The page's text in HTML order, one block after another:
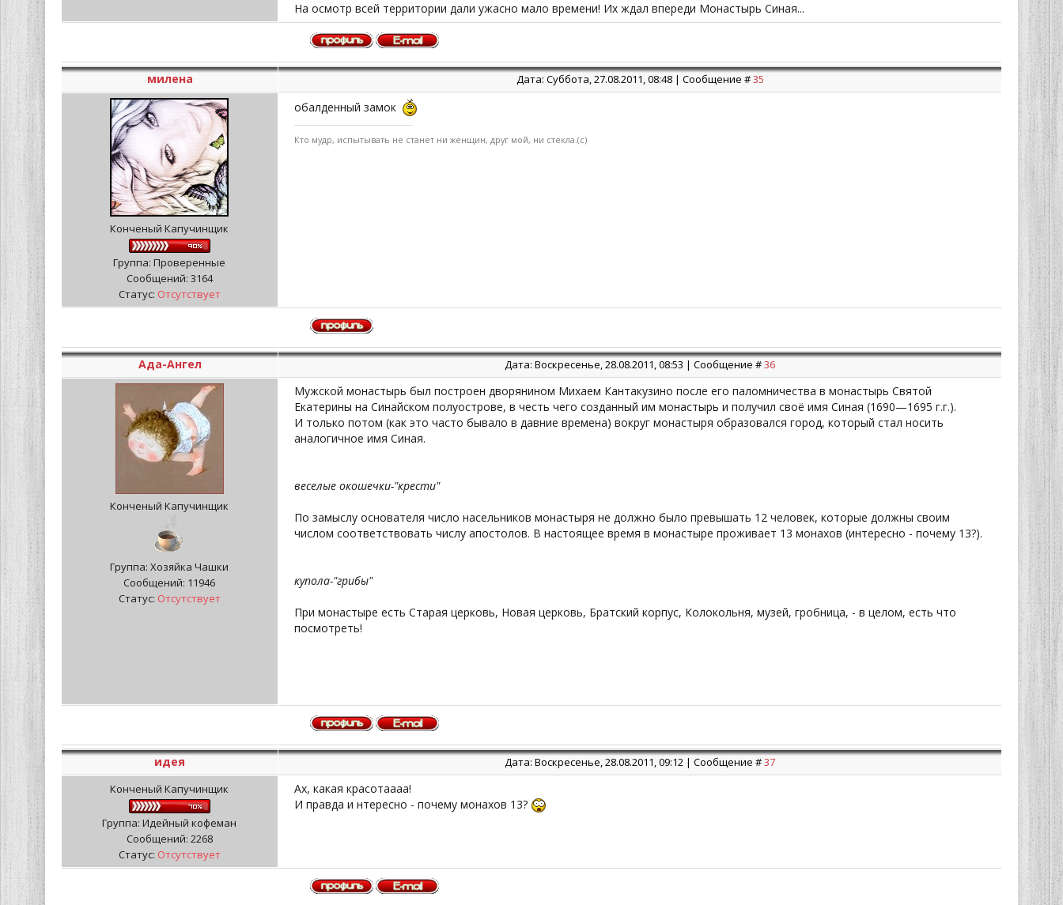
На осмотр всей территории дали ужасно мало времени! Их ждал впереди Монастырь Синая...
милена Дата: Суббота, 27.08.2011, 08:48 | Сообщение #35
Конченый Капучинщик
Группа: Проверенные
Сообщений: 3164
Статус: Отсутствует
обалденный замок
Кто мудр, испытывать не станет ни женщин, друг мой, ни стекла.(с)
Ада-Ангел Дата: Воскресенье, 28.08.2011, 08:53 | Сообщение #36
Конченый Капучинщик
Группа: Хозяйка Чашки
Сообщений: 11946
Статус: Отсутствует
Мужской монастырь был построен дворянином Михаем Кантакузино после его паломничества в монастырь Святой
Екатерины на Синайском полуострове, в честь чего созданный им монастырь и получил своё имя Синая (1690—1695 г.г.).
И только потом (как это часто бывало в давние времена) вокруг монастыря образовался город, который стал носить
аналогичное имя Синая.
веселые окошечки-"крести"
По замыслу основателя число насельников монастыря не должно было превышать 12 человек, которые должны своим
числом соответствовать числу апостолов. В настоящее время в монастыре проживает 13 монахов (интересно - почему 13?).
купола-"грибы"
При монастыре есть Старая церковь, Новая церковь, Братский корпус, Колокольня, музей, гробница, - в целом, есть что
посмотреть!
идея Дата: Воскресенье, 28.08.2011, 09:12 | Сообщение #37
Конченый Капучинщик
Группа: Идейный кофеман
Сообщений: 2268
Статус: Отсутствует
Ах, какая красотаааа!
И правда и нтересно - почему монахов 13?